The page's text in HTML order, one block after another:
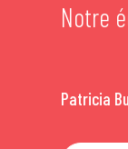
Notre
Patricia